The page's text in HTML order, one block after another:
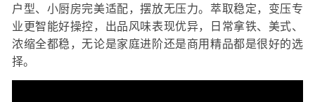
户型、小厨房完美适配，摆放无压力。萃取稳定，变压专
业更智能好操控，出品风味表现优异，日常拿铁、美式、
浓缩全都稳，无论是家庭进阶还是商用精品都是很好的选
择。